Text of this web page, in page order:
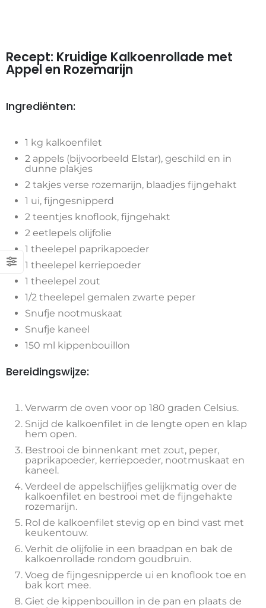
Recept: Kruidige Kalkoenrollade met
Appel en Rozemarijn
Ingrediënten:
1 kg kalkoenfilet
2 appels (bijvoorbeeld Elstar), geschild en in
dunne plakjes
2 takjes verse rozemarijn, blaadjes fijngehakt
1 ui, fijngesnipperd
2 teentjes knoflook, fijngehakt
2 eetlepels olijfolie
1 theelepel paprikapoeder
1 theelepel kerriepoeder
1 theelepel zout
1/2 theelepel gemalen zwarte peper
Snufje nootmuskaat
Snufje kaneel
150 ml kippenbouillon
Bereidingswijze:
Verwarm de oven voor op 180 graden Celsius.
Snijd de kalkoenfilet in de lengte open en klap
hem open.
Bestrooi de binnenkant met zout, peper,
paprikapoeder, kerriepoeder, nootmuskaat en
kaneel.
Verdeel de appelschijfjes gelijkmatig over de
kalkoenfilet en bestrooi met de fijngehakte
rozemarijn.
Rol de kalkoenfilet stevig op en bind vast met
keukentouw.
Verhit de olijfolie in een braadpan en bak de
kalkoenrollade rondom goudbruin.
Voeg de fijngesnipperde ui en knoflook toe en
bak kort mee.
Giet de kippenbouillon in de pan en plaats de